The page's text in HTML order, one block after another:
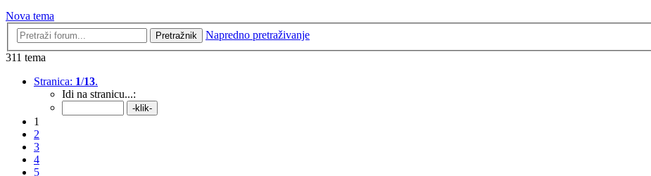
Nova tema
Pretražnik
Napredno pretraživanje
311 tema
Stranica: 1/13.
Idi na stranicu...:
1
2
3
4
5